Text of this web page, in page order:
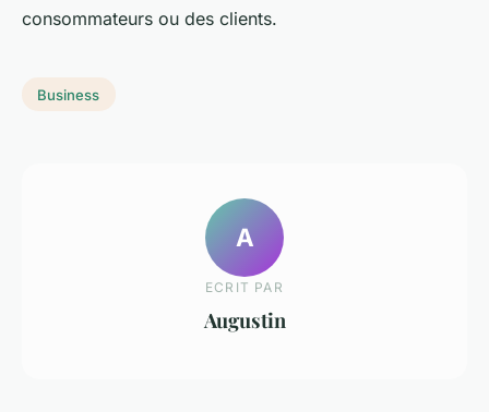
consommateurs ou des clients.
Business
A
ECRIT PAR
Augustin